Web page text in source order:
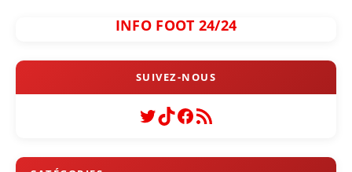
INFO FOOT 24/24
Twitter
TikTok
Facebook
Flux RSS